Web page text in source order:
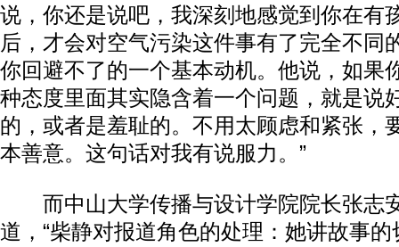
说，你还是说吧，我深刻地感觉到你在有
后，才会对空气污染这件事有了完全不同
你回避不了的一个基本动机。他说，如果
种态度里面其实隐含着一个问题，就是说
的，或者是羞耻的。不用太顾虑和紧张，
本善意。这句话对我有说服力。”
而中山大学传播与设计学院院长张志
道，“柴静对报道角色的处理：她讲故事